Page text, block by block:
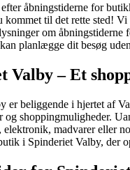
åbningstiderne for
kommet til det rette sted! Vi
om åbningstiderne
planlægge dit besøg
Valby – Et
er beliggende i hjertet af
shoppingmuligheder.
elektronik, madvarer eller
i Spinderiet Valby, der